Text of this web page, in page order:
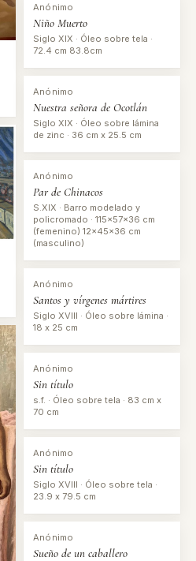
Anónimo
Niño Muerto
Siglo XIX · Óleo sobre tela ·
72.4 cm 83.8cm
Anónimo
Nuestra señora de Ocotlán
Siglo XIX · Óleo sobre lámina
de zinc · 36 cm x 25.5 cm
Anónimo
Par de Chinacos
S.XIX · Barro modelado y
policromado · 115x57x36 cm
(femenino) 12x45x36 cm
(masculino)
Anónimo
Santos y vírgenes mártires
Siglo XVIII · Óleo sobre lámina ·
18 x 25 cm
Anónimo
Sin título
s.f. · Óleo sobre tela · 83 cm x
70 cm
Anónimo
Sin título
Siglo XVIII · Óleo sobre tela ·
23.9 x 79.5 cm
Anónimo
Sueño de un caballero